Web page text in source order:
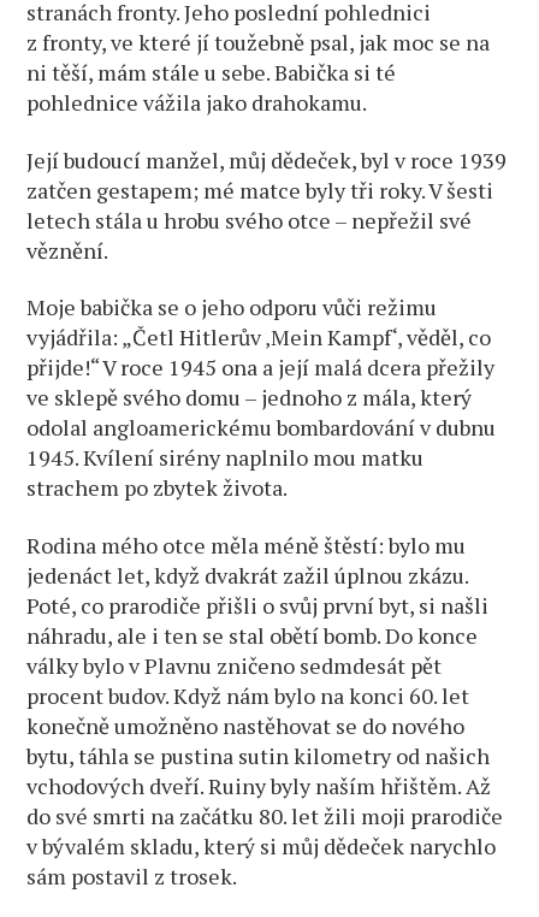
stranách fronty. Jeho poslední pohlednici
z fronty, ve které jí toužebně psal, jak moc se na
ni těší, mám stále u sebe. Babička si té
pohlednice vážila jako drahokamu.
Její budoucí manžel, můj dědeček, byl v roce 1939
zatčen gestapem; mé matce byly tři roky. V šesti
letech stála u hrobu svého otce – nepřežil své
věznění.
Moje babička se o jeho odporu vůči režimu
vyjádřila: „Četl Hitlerův ‚Mein Kampf‘, věděl, co
přijde!“ V roce 1945 ona a její malá dcera přežily
ve sklepě svého domu – jednoho z mála, který
odolal angloamerickému bombardování v dubnu
1945. Kvílení sirény naplnilo mou matku
strachem po zbytek života.
Rodina mého otce měla méně štěstí: bylo mu
jedenáct let, když dvakrát zažil úplnou zkázu.
Poté, co prarodiče přišli o svůj první byt, si našli
náhradu, ale i ten se stal obětí bomb. Do konce
války bylo v Plavnu zničeno sedmdesát pět
procent budov. Když nám bylo na konci 60. let
konečně umožněno nastěhovat se do nového
bytu, táhla se pustina sutin kilometry od našich
vchodových dveří. Ruiny byly naším hřištěm. Až
do své smrti na začátku 80. let žili moji prarodiče
v bývalém skladu, který si můj dědeček narychlo
sám postavil z trosek.